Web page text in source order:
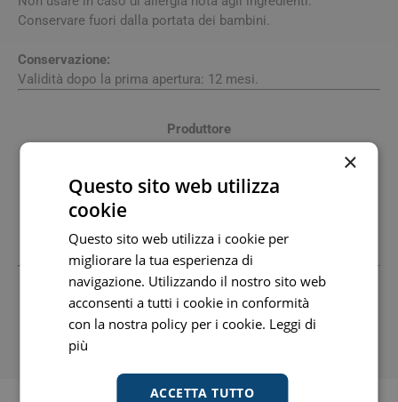
Conservare fuori dalla portata dei bambini.
Conservazione:
Validità dopo la prima apertura: 12 mesi.
Produttore
Sede Legale: Via Vittorio Veneto 48/B 45100 Rovigo Ro
+390425471457 Fax: +390425988121 Email:
Sede Operativa: Via Della Scienza,26 45100 Rovigo Ro
Tutti i prezzi includono l'IVA -Segnala informazioni inesatte
-Informativa
MPN: 902183072 - GTIN: 8032638560115
×
Questo sito web utilizza
cookie
Questo sito web utilizza i cookie per
migliorare la tua esperienza di
navigazione. Utilizzando il nostro sito web
acconsenti a tutti i cookie in conformità
con la nostra policy per i cookie. Leggi di
più
ACCETTA TUTTO